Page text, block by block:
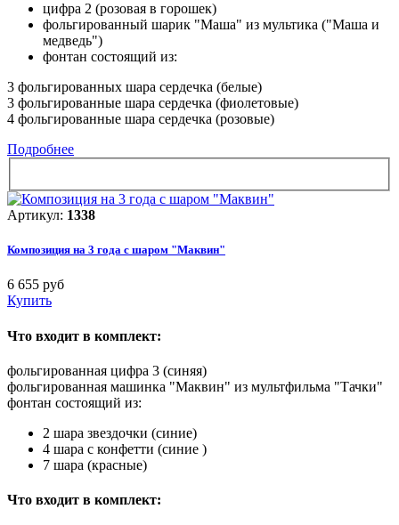
цифра 2 (розовая в горошек)
фольгированный шарик "Маша" из мультика ("Маша и
медведь")
фонтан состоящий из:
3 фольгированных шара сердечка (белые)
3 фольгированные шара сердечка (фиолетовые)
4 фольгированные шара сердечка (розовые)
Подробнее
Артикул: 1338
Композиция на 3 года с шаром "Маквин"
6 655 руб
Купить
Что входит в комплект:
фольгированная цифра 3 (синяя)
фольгированная машинка "Маквин" из мультфильма "Тачки"
фонтан состоящий из:
2 шара звездочки (синие)
4 шара с конфетти (синие )
7 шара (красные)
Что входит в комплект: